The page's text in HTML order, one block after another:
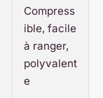
Compress
ible, facile
à ranger,
polyvalent
e